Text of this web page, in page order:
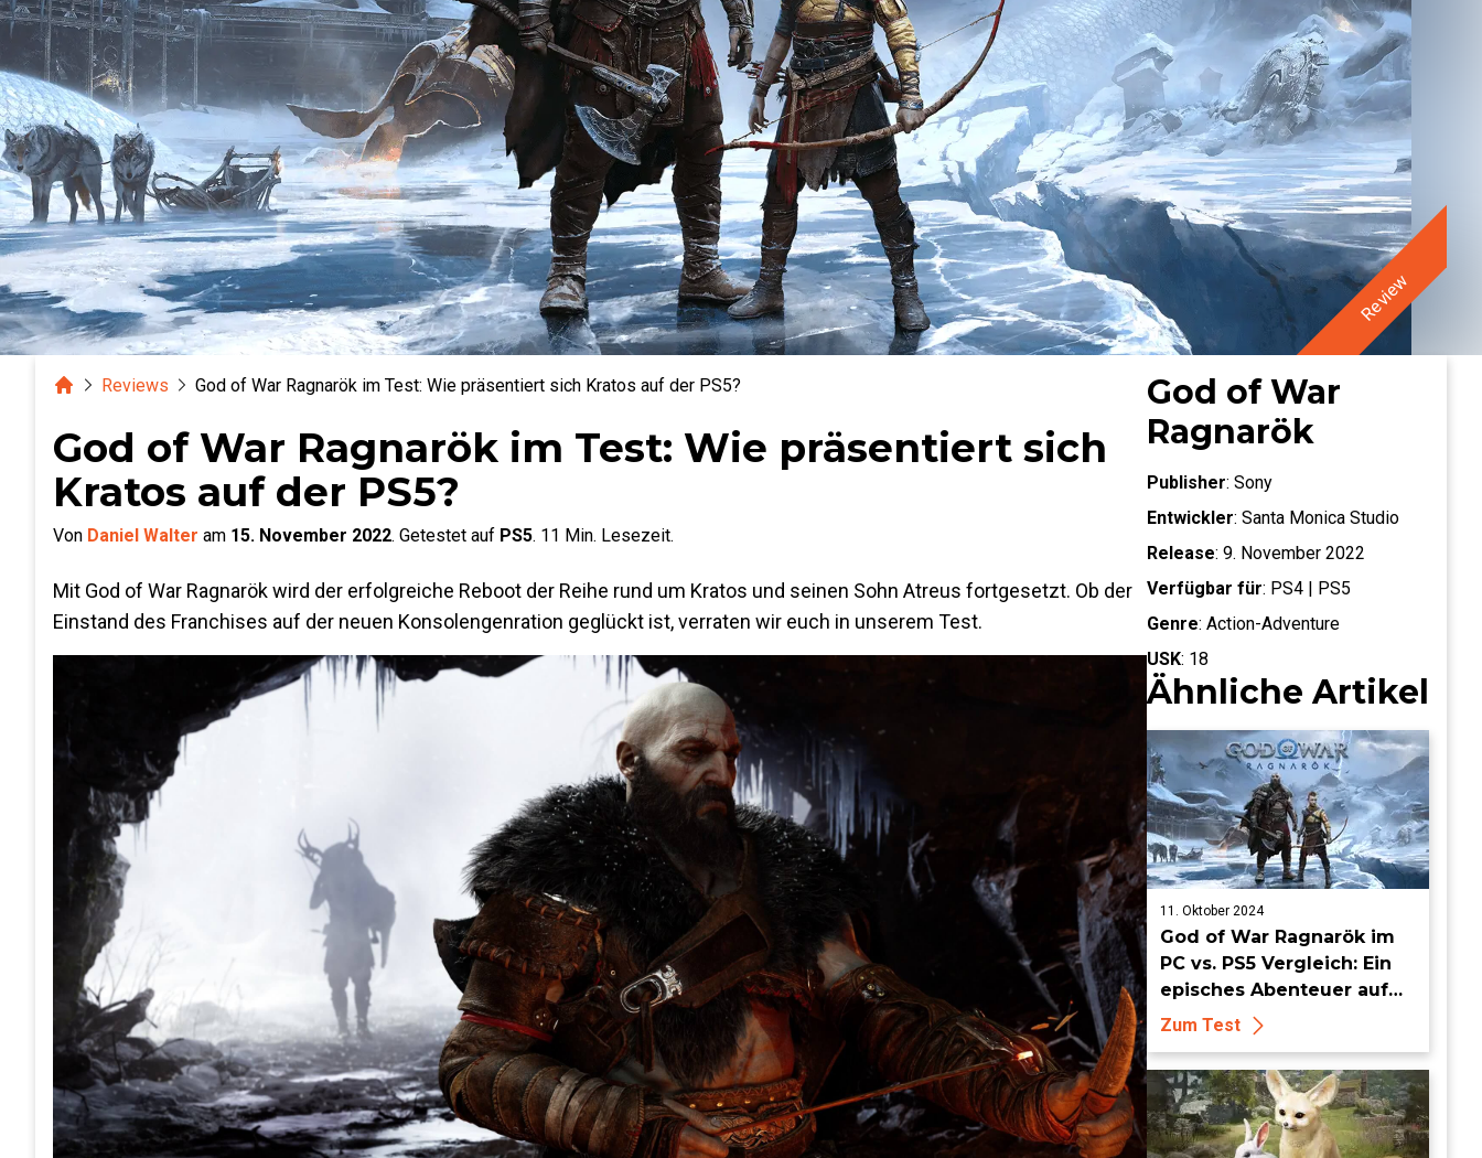
Review
HomeReviews God of War Ragnarök im Test: Wie präsentiert sich Kratos auf der PS5?
God of War Ragnarök im Test: Wie präsentiert sich
Kratos auf der PS5?
Von Daniel Walter am 15. November 2022. Getestet auf PS5. 11 Min. Lesezeit.
Mit God of War Ragnarök wird der erfolgreiche Reboot der Reihe rund um Kratos und seinen Sohn Atreus fortgesetzt. Ob der
Einstand des Franchises auf der neuen Konsolengenration geglückt ist, verraten wir euch in unserem Test.
God of War
Ragnarök
Publisher: Sony
Entwickler: Santa Monica Studio
Release: 9. November 2022
Verfügbar für: PS4 | PS5
Genre: Action-Adventure
USK: 18
Ähnliche Artikel
11. Oktober 2024
God of War Ragnarök im
PC vs. PS5 Vergleich: Ein
episches Abenteuer auf
zwei Plattformen
Zum Test